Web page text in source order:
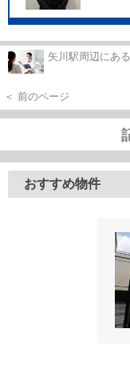
矢川駅周辺にあ
＜ 前のページ
おすすめ物件